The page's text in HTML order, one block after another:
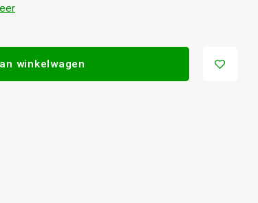
winkelwagen